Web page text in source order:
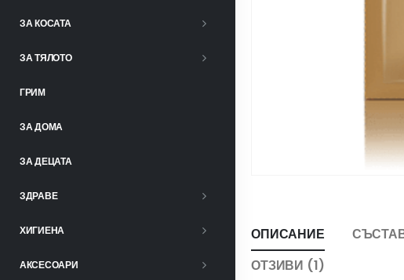
ЗА КОСАТА
ЗА ТЯЛОТО
ГРИМ
ЗА ДОМА
ЗА ДЕЦАТА
ЗДРАВЕ
ХИГИЕНА
АКСЕСОАРИ
ОПИСАНИЕ
ОТЗИВИ (1)